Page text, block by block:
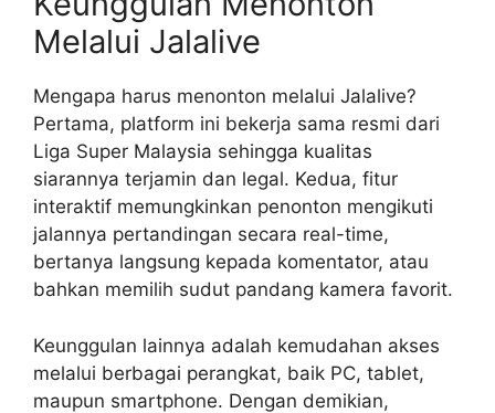
Melalui Jalalive
Mengapa harus menonton melalui Jalalive?
Pertama, platform ini bekerja sama resmi dari
Liga Super Malaysia sehingga kualitas
siarannya terjamin dan legal. Kedua, fitur
interaktif memungkinkan penonton mengikuti
jalannya pertandingan secara real-time,
bertanya langsung kepada komentator, atau
bahkan memilih sudut pandang kamera favorit.
Keunggulan lainnya adalah kemudahan akses
melalui berbagai perangkat, baik PC, tablet,
maupun smartphone. Dengan demikian,